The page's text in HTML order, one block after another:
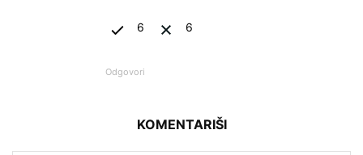
6 6
Odgovori
KOMENTARIŠI